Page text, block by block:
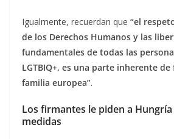
Igualmente, recuerdan que “el
de los Derechos Humanos y las
fundamentales de todas las
LGTBIQ+, es una parte inherente
familia europea”.
Los firmantes le piden a
medidas